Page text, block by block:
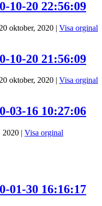
10-20 22:56:09
20 oktober, 2020 | Visa orginal
10-20 21:56:09
oktober, 2020
Visa orginal
03-16 10:27:06
2020 | Visa orginal
01-30 16:16:17